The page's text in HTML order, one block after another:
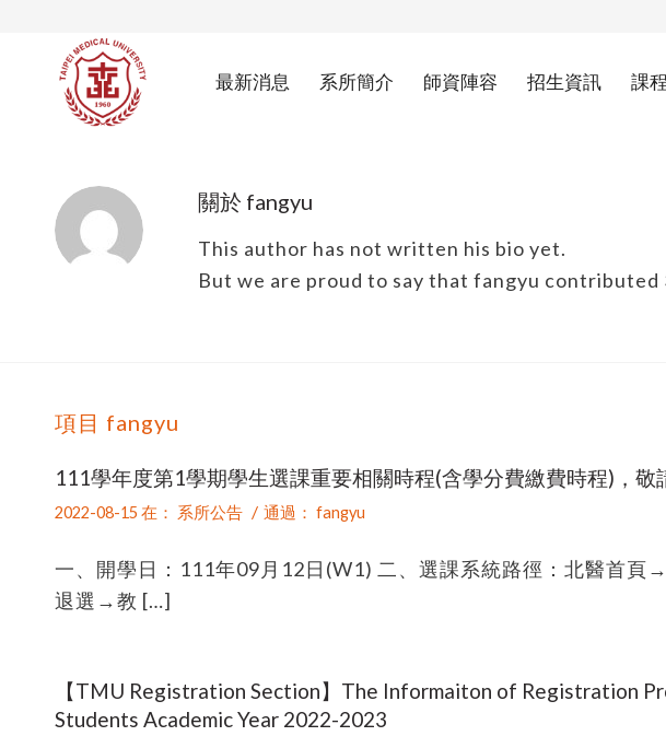
最新消息 系所簡介 師資陣容 招生資訊 課程
關於 fangyu
This author has not written his bio yet.
But we are proud to say that fangyu contributed
項目 fangyu
111學年度第1學期學生選課重要相關時程(含學分費繳費時程)，敬
2022-08-15 在： 系所公告 / 通過： fangyu
一、開學日：111年09月12日(W1) 二、選課系統路徑：北醫首
退選→教 […]
【TMU Registration Section】The Informaiton of Registration
Students Academic Year 2022-2023